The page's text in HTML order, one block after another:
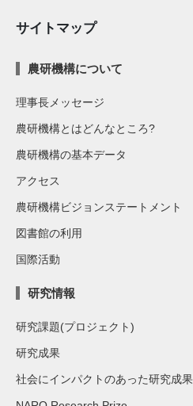
サイトマップ
農研機構について
理事長メッセージ
農研機構とはどんなところ?
農研機構の基本データ
アクセス
農研機構ビジョンステートメント
図書館の利用
国際活動
研究情報
研究課題(プロジェクト)
研究成果
社会にインパクトのあった研究成果